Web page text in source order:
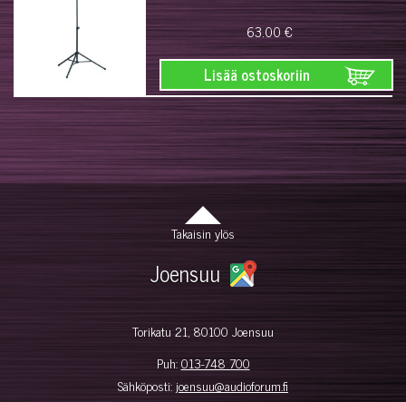
63.00 €
Lisää ostoskoriin
Takaisin ylös
Joensuu
Torikatu 21, 80100 Joensuu
Puh:013-748 700
Sähköposti: joensuu@audioforum.fi